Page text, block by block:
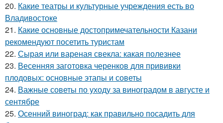
20. Какие театры и культурные учреждения есть во
Владивостоке
21. Какие основные достопримечательности Казани
рекомендуют посетить туристам
22. Сырая или вареная свекла: какая полезнее
23. Весенняя заготовка черенков для прививки
плодовых: основные этапы и советы
24. Важные советы по уходу за виноградом в августе и
сентябре
25. Осенний виноград: как правильно посадить для